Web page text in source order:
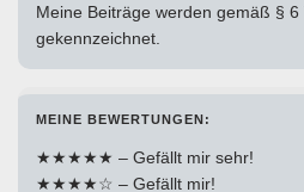
Meine Beiträge werden gemäß §
gekennzeichnet.
MEINE BEWERTUNGEN:
★★★★★ – Gefällt mir sehr!
★★★★☆ – Gefällt mir!